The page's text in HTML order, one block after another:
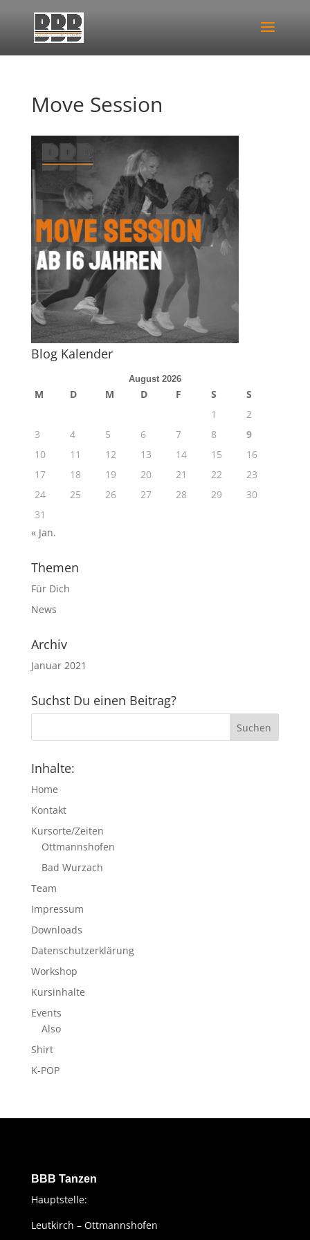
Move Session
Blog Kalender
August 2026
M D M D F S
S
1
2
3
4 5 6 7 8
9
10
11 12 13 14 15
16
17
18 19 20 21 22
23
24
25 26 27 28 29
30
31
« Jan.
Themen
Für Dich
News
Archiv
Januar 2021
Suchst Du einen Beitrag?
Inhalte:
Home
Kontakt
Kursorte/Zeiten
Ottmannshofen
Bad Wurzach
Team
Impressum
Downloads
Datenschutzerklärung
Workshop
Kursinhalte
Events
Also
Shirt
K-POP
BBB Tanzen
Hauptstelle:
Leutkirch – Ottmannshofen